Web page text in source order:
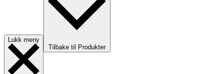
Lukk meny
Tilbake til Produkter